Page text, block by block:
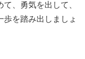
、勇気を出して、
を踏み出しましょ